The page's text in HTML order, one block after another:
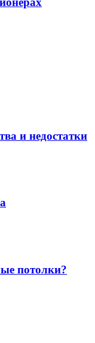
и недостатки
потолки?